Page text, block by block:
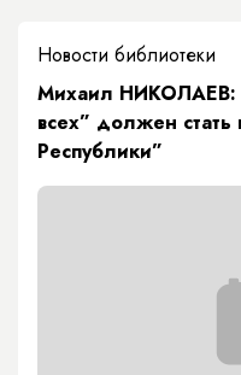
Новости библиотеки
Михаил НИКОЛАЕВ:
всех” должен стать
Республики”